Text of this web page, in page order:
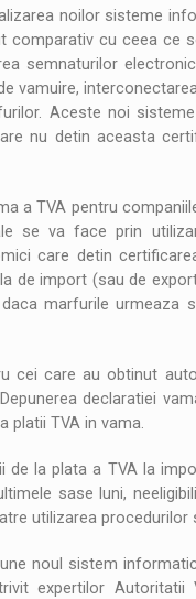
noilor sisteme
comparativ cu ceea ce
semnaturilor
vamuire,
Aceste noi
nu detin aceasta
a TVA pentru
se va face prin
care detin
de import (sau de
marfurile urmeaza
cei care au obtinut
declaratiei
platii TVA in vama.
la plata a TVA la
sase luni,
utilizarea procedurilor
noul sistem
expertilor Autoritatii